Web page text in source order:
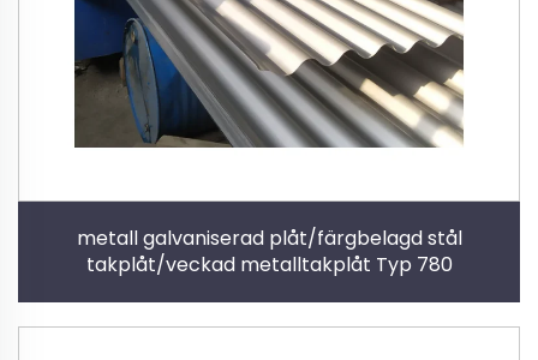
metall galvaniserad plåt/färgbelagd stål
takplåt/veckad metalltakplåt Typ 780